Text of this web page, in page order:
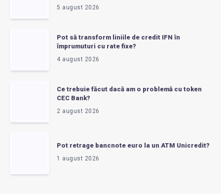
5 august 2026
Pot să transform liniile de credit IFN în
împrumuturi cu rate fixe?
4 august 2026
Ce trebuie făcut dacă am o problemă cu token
CEC Bank?
2 august 2026
Pot retrage bancnote euro la un ATM Unicredit?
1 august 2026